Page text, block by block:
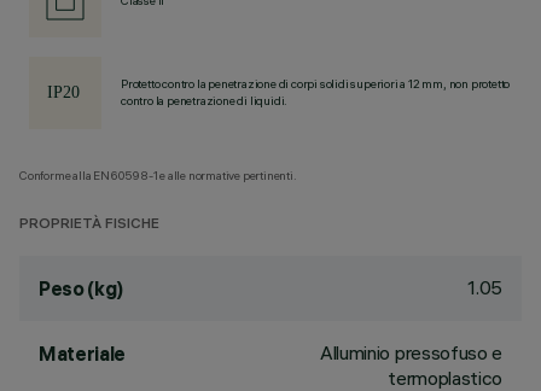
Protetto contro la penetrazione di corpi solidi superiori a 12 mm, non protetto
contro la penetrazione di liquidi.
Conforme alla EN60598-1 e alle normative pertinenti.
PROPRIETÀ FISICHE
Peso (kg) 1.05
Materiale
Alluminio pressofuso e
termoplastico